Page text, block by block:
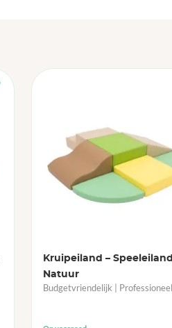
Kruipeiland – Speeleiland
Natuur
Budgetvriendelijk | Professioneel